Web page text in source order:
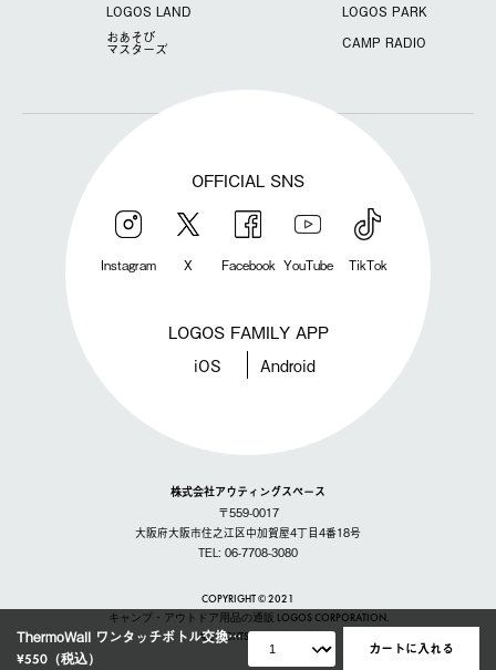
ThermoWall ワンタッチボトル交換用キャップ
¥550 （税込）
カートに入れる
LOGOS LAND
LOGOS PARK
おあそび
マスターズ CAMP RADIO
OFFICIAL SNS
Instagram X Facebook YouTube TikTok
LOGOS FAMILY APP
iOS Android
株式会社アウティングスペース
〒559-0017
大阪府大阪市住之江区中加賀屋4丁目4番18号
TEL: 06-7708-3080
COPYRIGHT © 2021
キャンプ・アウトドア用品の通販 LOGOS CORPORATION.
ALL RIGHTS RESERVED